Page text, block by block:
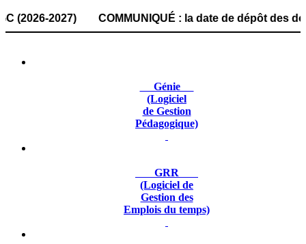
2027) COMMUNIQUÉ : la date de dépôt des
Génie
(Logiciel
de Gestion
Pédagogique)
GRR
(Logiciel de
Gestion des
Emplois du temps)